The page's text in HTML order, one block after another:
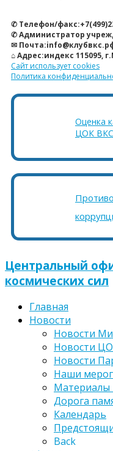
✆ Телефон/
✆ Администратор
✉
⌂ Адрес:индекс 115095,
Сайт использует cookies
Политика
Оценка
ЦОК ВКС
Центральный
космических сил
Главная
Новости
Новости
Новости
Новости
Наши
Материалы
Дорога
Календарь
Back